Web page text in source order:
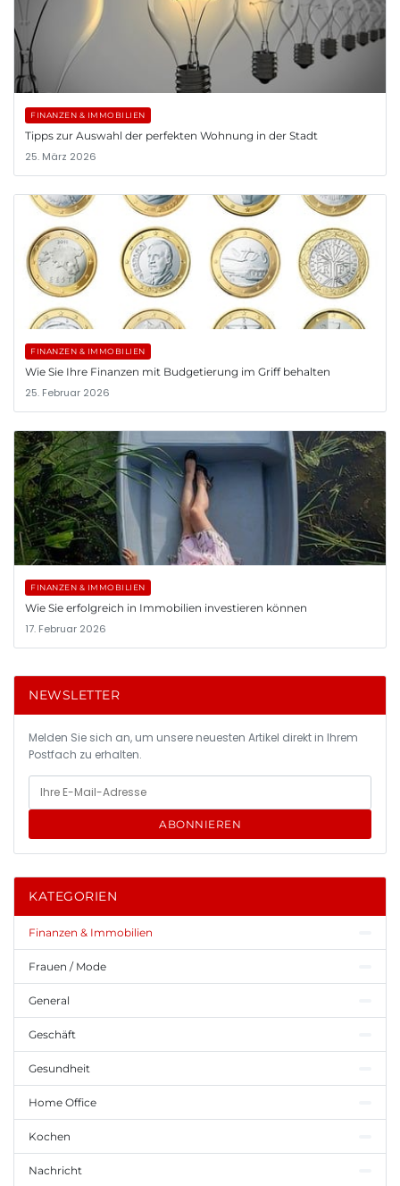
FINANZEN & IMMOBILIEN
Tipps zur Auswahl der perfekten Wohnung in der Stadt
25. März 2026
FINANZEN & IMMOBILIEN
Wie Sie Ihre Finanzen mit Budgetierung im Griff behalten
25. Februar 2026
FINANZEN & IMMOBILIEN
Wie Sie erfolgreich in Immobilien investieren können
17. Februar 2026
NEWSLETTER
Melden Sie sich an, um unsere neuesten Artikel direkt in Ihrem
Postfach zu erhalten.
ABONNIEREN
KATEGORIEN
Finanzen & Immobilien
Frauen / Mode
General
Geschäft
Gesundheit
Home Office
Kochen
Nachricht